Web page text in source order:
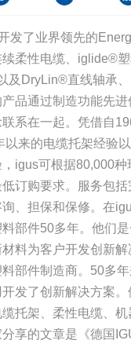
发了业界领先的
柔性电缆、iglide®塑
及DryLin®直线轴承
品通过制造功能先
系在一起。凭借自
以来的电缆托架经验
igus可根据80,000
订购要求。服务包括
、担保和保修。在
部件50多年。他们
料为客户开发创新
部件制造商。50多
发了创新解决方案
托架、柔性电缆、
享的文章是《德国